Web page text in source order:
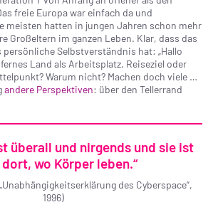
freie Europa war einfach da und
meisten hatten in jungen Jahren schon mehr
Großeltern im ganzen Leben. Klar, dass das
Selbstverständnis hat: „Hallo
Land als Arbeitsplatz, Reiseziel oder
Warum nicht? Machen doch viele …
andere Perspektiven: über den Tellerrand
überall und nirgends und sie ist
wo Körper leben.“
des Cyberspace“,
1996)